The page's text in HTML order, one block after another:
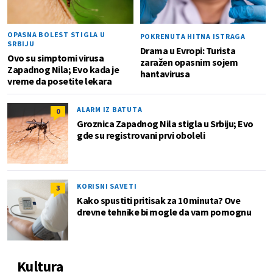
OPASNA BOLEST STIGLA U
SRBIJU
Ovo su simptomi virusa
Zapadnog Nila; Evo kada je
vreme da posetite lekara
POKRENUTA HITNA ISTRAGA
Drama u Evropi: Turista
zaražen opasnim sojem
hantavirusa
0 ALARM IZ BATUTA
Groznica Zapadnog Nila stigla u Srbiju; Evo
gde su registrovani prvi oboleli
3 KORISNI SAVETI
Kako spustiti pritisak za 10 minuta? Ove
drevne tehnike bi mogle da vam pomognu
Kultura